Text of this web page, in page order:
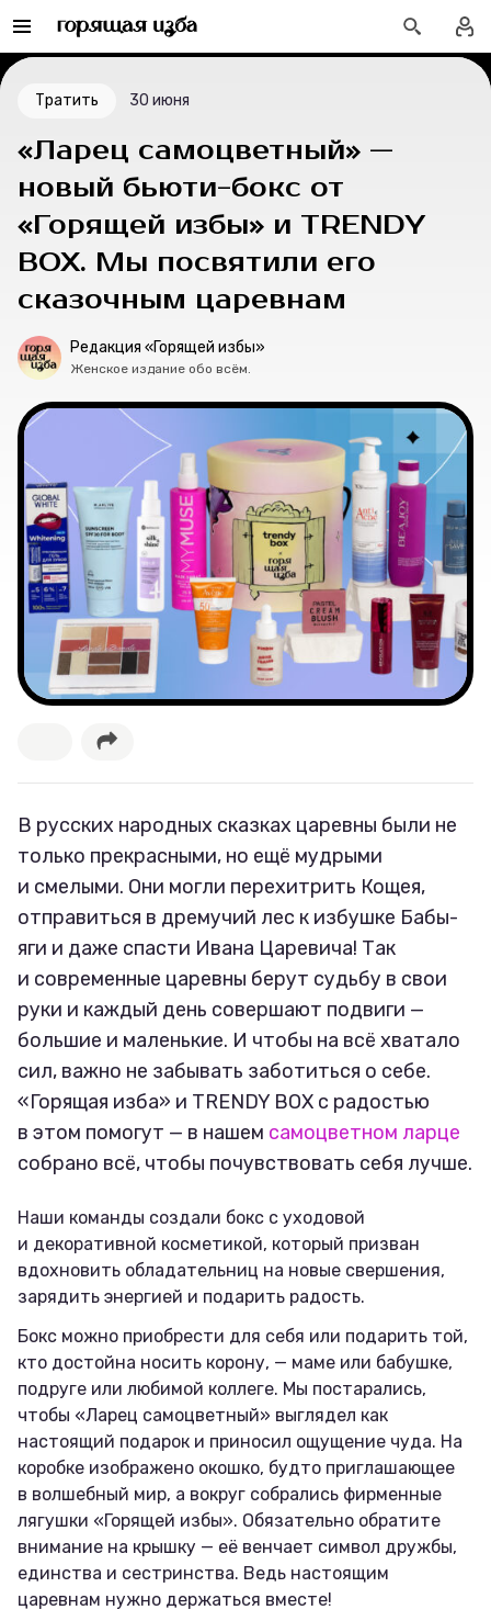
О проекте
Рубрики
Лучшее
Тесты
Секспросвет
Великие женщины
Тренды
Рецепты
Ваши истории
Соцсети
Тратить 30 июня
«Ларец самоцветный» —
новый бьюти-бокс от
«Горящей избы» и TRENDY
BOX. Мы посвятили его
сказочным царевнам
Редакция «Горящей избы»
Женское издание обо всём.
В русских народных сказках царевны были не
только прекрасными, но ещё мудрыми
и смелыми. Они могли перехитрить Кощея,
отправиться в дремучий лес к избушке Бабы-
яги и даже спасти Ивана Царевича! Так
и современные царевны берут судьбу в свои
руки и каждый день совершают подвиги —
большие и маленькие. И чтобы на всё хватало
сил, важно не забывать заботиться о себе.
«Горящая изба» и TRENDY BOX с радостью
в этом помогут — в нашем самоцветном ларце
собрано всё, чтобы почувствовать себя лучше.
Наши команды создали бокс с уходовой
и декоративной косметикой, который призван
вдохновить обладательниц на новые свершения,
зарядить энергией и подарить радость.
Бокс можно приобрести для себя или подарить той,
кто достойна носить корону, — маме или бабушке,
подруге или любимой коллеге. Мы постарались,
чтобы «Ларец самоцветный» выглядел как
настоящий подарок и приносил ощущение чуда. На
коробке изображено окошко, будто приглашающее
в волшебный мир, а вокруг собрались фирменные
лягушки «Горящей избы». Обязательно обратите
внимание на крышку — её венчает символ дружбы,
единства и сестринства. Ведь настоящим
царевнам нужно держаться вместе!